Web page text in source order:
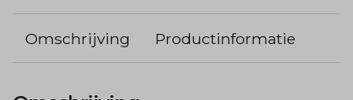
Omschrijving Productinformatie